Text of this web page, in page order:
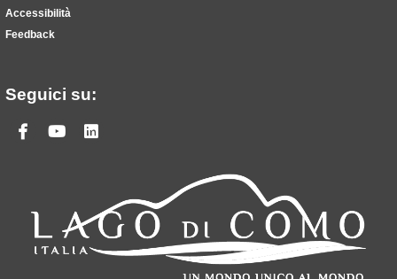
Accessibilità
Feedback
Seguici su:
Facebook
Youtube